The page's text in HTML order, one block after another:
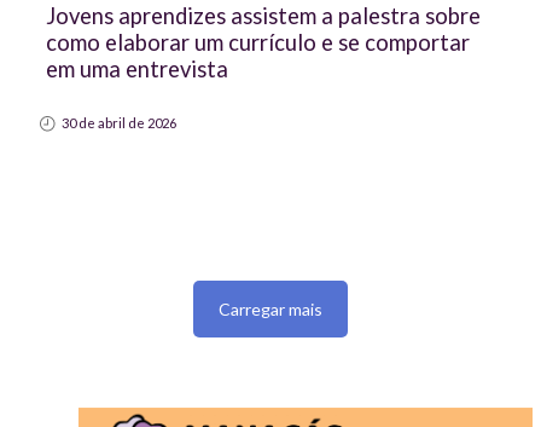
Jovens aprendizes assistem a palestra sobre
como elaborar um currículo e se comportar
em uma entrevista
30 de abril de 2026
Carregar mais